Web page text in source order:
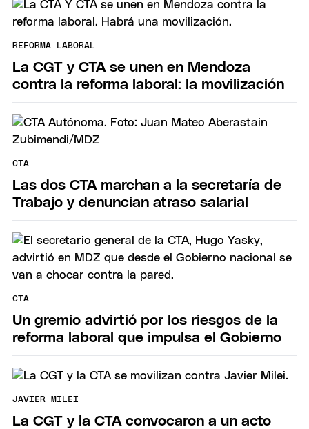
REFORMA LABORAL
La CGT y CTA se unen en Mendoza
contra la reforma laboral: la movilización
CTA
Las dos CTA marchan a la secretaría de
Trabajo y denuncian atraso salarial
CTA
Un gremio advirtió por los riesgos de la
reforma laboral que impulsa el Gobierno
JAVIER MILEI
La CGT y la CTA convocaron a un acto